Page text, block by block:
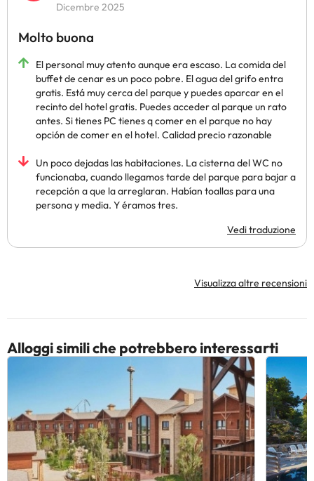
Dicembre 2025
Molto buona
El personal muy atento aunque era escaso. La comida del
buffet de cenar es un poco pobre. El agua del grifo entra
gratis. Está muy cerca del parque y puedes aparcar en el
recinto del hotel gratis. Puedes acceder al parque un rato
antes. Si tienes PC tienes q comer en el parque no hay
opción de comer en el hotel. Calidad precio razonable
Un poco dejadas las habitaciones. La cisterna del WC no
funcionaba, cuando llegamos tarde del parque para bajar a
recepción a que la arreglaran. Habían toallas para una
persona y media. Y éramos tres.
Vedi traduzione
Visualizza altre recensioni
Alloggi simili che potrebbero interessarti